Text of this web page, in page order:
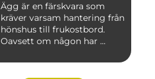
Ägg är en färskvara som
kräver varsam hantering från
hönshus till frukostbord.
Oavsett om någon har ...